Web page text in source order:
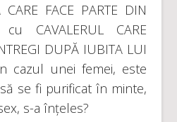
FACE PARTE DIN
cu CAVALERUL CARE
DUPĂ IUBITA LUI
cazul unei femei, este
se fi purificat în minte,
s-a înțeles?